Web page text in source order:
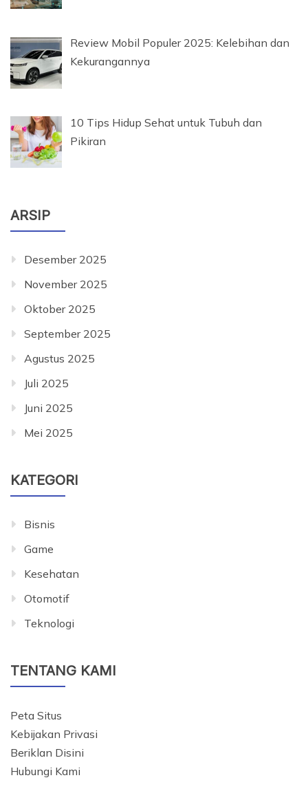
Review Mobil Populer 2025: Kelebihan dan
Kekurangannya
10 Tips Hidup Sehat untuk Tubuh dan
Pikiran
ARSIP
Desember 2025
November 2025
Oktober 2025
September 2025
Agustus 2025
Juli 2025
Juni 2025
Mei 2025
KATEGORI
Bisnis
Game
Kesehatan
Otomotif
Teknologi
TENTANG KAMI
Peta Situs
Kebijakan Privasi
Beriklan Disini
Hubungi Kami